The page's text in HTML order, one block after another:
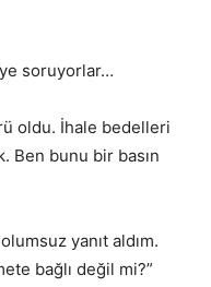
soruyorlar…
oldu. İhale bedelleri
Ben bunu bir basın
yanıt aldım.
bağlı değil mi?”